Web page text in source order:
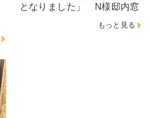
となりました」 N様邸内窓
もっと見る